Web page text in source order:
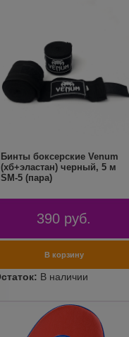
Бинты боксерские Venum
(хб+эластан) черный, 5 м
SM-5 (пара)
390 руб.